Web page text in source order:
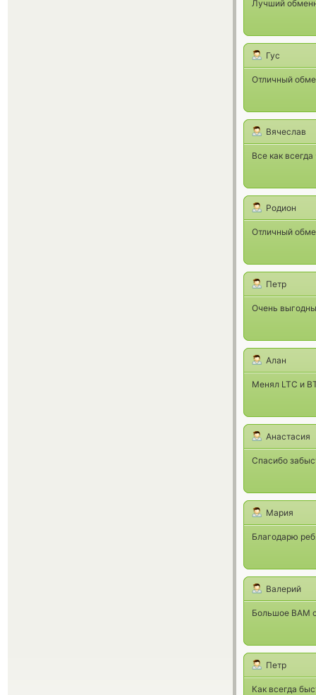
Лучший
Гус
Отличный
Вячеслав
Все как
Родион
Отличный
Петр
Очень
Алан
Менял LTC и
Анастасия
Спасибо
Мария
Благодарю
Валерий
Большое ВАМ
Петр
Как всегда